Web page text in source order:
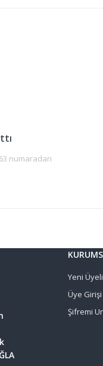
bulunuyor.
olmalı.
numaradan
Yeni
Üye Girişi
Şifremi